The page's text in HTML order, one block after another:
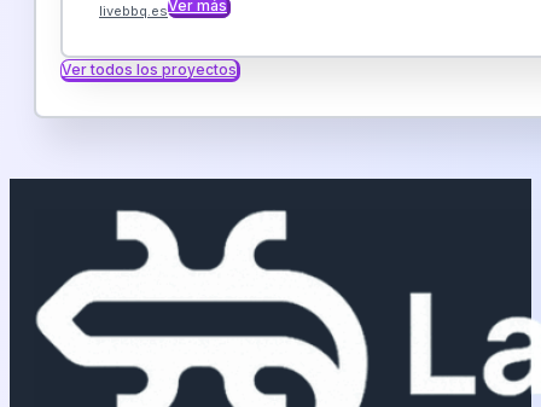
livebbq.esVer más
Ver todos los proyectos